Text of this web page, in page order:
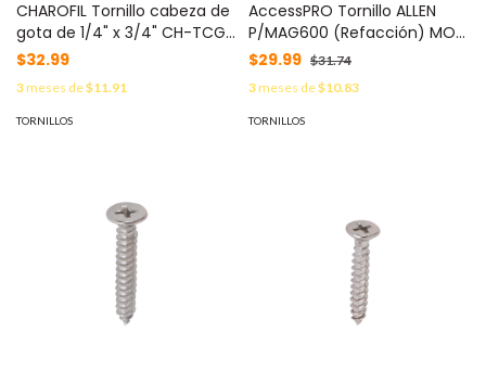
CHAROFIL Tornillo cabeza de
gota de 1/4" x 3/4" CH-TCG-
6-19
$32.99
3meses de$11.91
TORNILLOS
AccessPRO Tornillo ALLEN
P/MAG600 (Refacción) MOD:
TOR-ALLEN1
$29.99 $31.74
3meses de$10.83
TORNILLOS